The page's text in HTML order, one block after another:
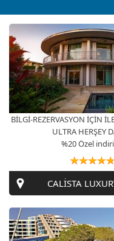
BİLGİ-REZERVASYON İÇİN
ULTRA HERŞEY
%20 Özel
CALİSTA